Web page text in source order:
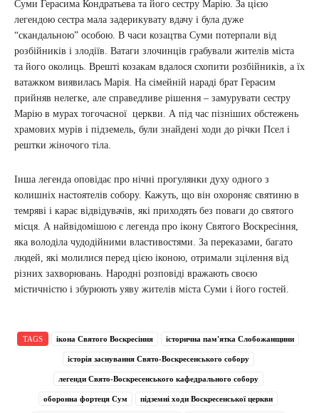
Суми Герасима Кондратьева та його сестру Марію. За цією
легендою сестра мала задерикувату вдачу і була дуже
“скандальною” особою. В часи козацтва Суми потерпали від
розбійників і злодіїв. Ватаги злочинців грабували жителів міста
та його околиць. Врешті козакам вдалося схопити розбійників, а їх
ватажком виявилась Марія. На сімейній нараді брат Герасим
прийняв нелегке, але справедливе рішення – замурувати сестру
Марію в мурах тогочасної церкви. А під час пізніших обстежень
храмових мурів і підземель, були знайдені ходи до річки Псел і
рештки жіночого тіла.
Інша легенда оповідає про нічні прогулянки духу одного з
колишніх настоятелів собору. Кажуть, що він охороняє святиню в
темряві і карає відвідувачів, які приходять без поваги до святого
місця. А найвідомішою є легенда про ікону Святого Воскресіння,
яка володіла чудодійними властивостями. За переказами, багато
людей, які молилися перед цією іконою, отримали зцілення від
різних захворювань. Народні розповіді вражають своєю
містичністю і збурюють уяву жителів міста Суми і його гостей.
TAGS ікона Святого Воскресіння історична пам'ятка Слобожанщини
історія заснування Свято-Воскресенського собору
легенди Свято-Воскресенського кафедрального собору
оборонна фортеця Сум підземні ходи Воскресенської церкви